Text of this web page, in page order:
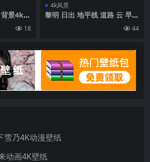
景4k高
18
4k风景
黎明 日出 地平线 道路 云 早晨
44
雪乃4K动漫壁纸
动画4K壁纸